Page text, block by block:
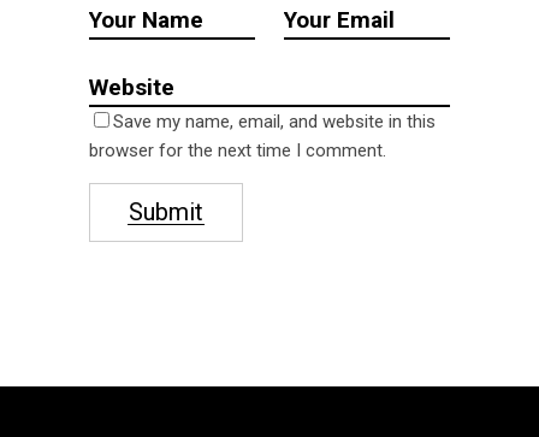
Save my name, email, and website in this
browser for the next time I comment.
Submit